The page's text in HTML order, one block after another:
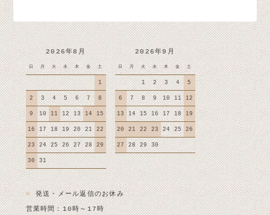
2026年8月
日 月 火 水 木 金 土
1
2 3 4 5 6 7 8
9 10 11 12 13 14 15
16 17 18 19 20 21 22
23 24 25 26 27 28 29
30 31
2026年9月
日 月 火 水 木 金 土
1 2 3 4 5
6 7 8 9 10 11 12
13 14 15 16 17 18 19
20 21 22 23 24 25 26
27 28 29 30
■発送・メール返信のお休み
営業時間：10時～17時